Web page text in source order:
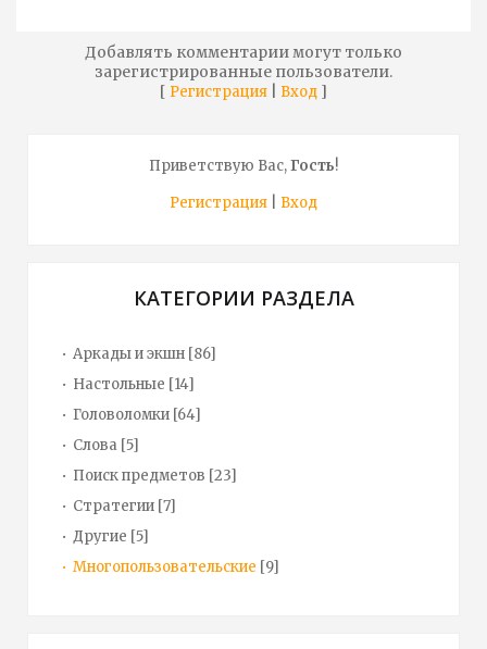
Добавлять комментарии могут только
зарегистрированные пользователи.
[ Регистрация Вход ]
Приветствую Вас,Гость!
Регистрация
Вход
КАТЕГОРИИ РАЗДЕЛА
Аркады и экшн [86]
Настольные [14]
Головоломки [64]
Слова [5]
Поиск предметов [23]
Стратегии [7]
Другие [5]
Многопользовательские [9]